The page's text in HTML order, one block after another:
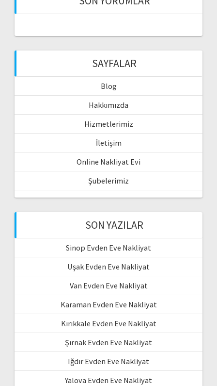
SAYFALAR
Blog
Hakkımızda
Hizmetlerimiz
İletişim
Online Nakliyat Evi
Şubelerimiz
SON YAZILAR
Sinop Evden Eve Nakliyat
Uşak Evden Eve Nakliyat
Van Evden Eve Nakliyat
Karaman Evden Eve Nakliyat
Kırıkkale Evden Eve Nakliyat
Şırnak Evden Eve Nakliyat
Iğdır Evden Eve Nakliyat
Yalova Evden Eve Nakliyat